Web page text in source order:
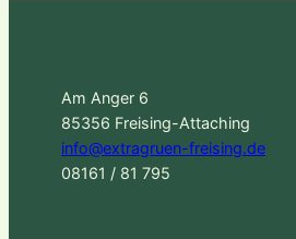
Am Anger 6
85356 Freising-Attaching
info@extragruen-freising.de
08161 / 81 795